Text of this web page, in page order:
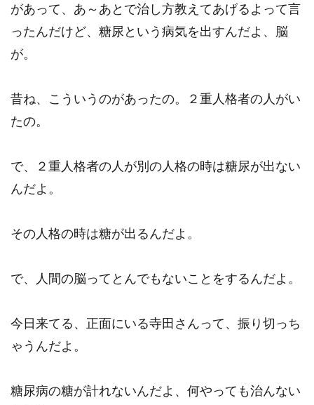
があって、あ～あとで治し方教えてあげるよって言
ったんだけど、糖尿という病気を出すんだよ、脳
が。
昔ね、こういうのがあったの。２重人格者の人がい
たの。
で、２重人格者の人が別の人格の時は糖尿が出ない
んだよ。
その人格の時は糖が出るんだよ。
で、人間の脳ってとんでもないことをするんだよ。
今日来てる、正面にいる寺田さんって、振り切っち
ゃうんだよ。
糖尿病の糖が計れないんだよ、何やっても治んない